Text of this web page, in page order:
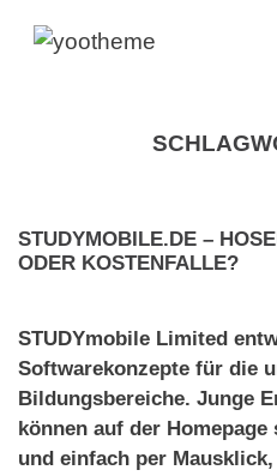
STUDYMOBILE.DE –
ODER KOSTENFALLE?
STUDYmobile Limited
Softwarekonzepte für die
Bildungsbereiche. Junge
können auf der
und einfach per